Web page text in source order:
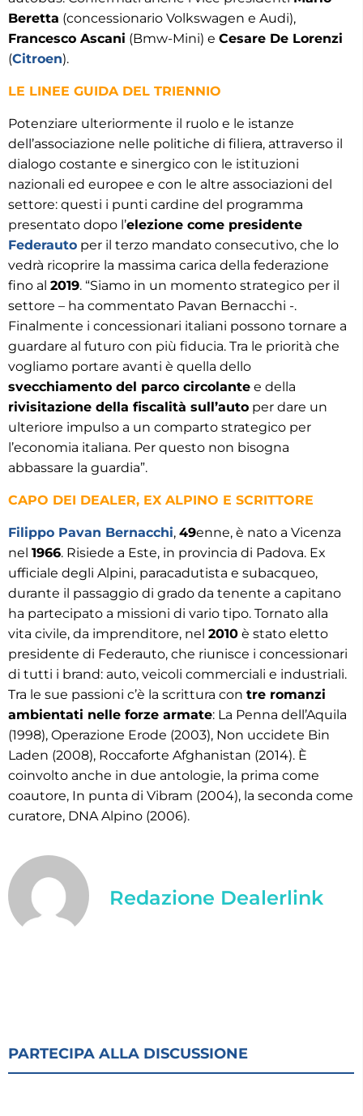
Beretta (concessionario Volkswagen e Audi),
Francesco Ascani (Bmw-Mini) e Cesare De Lorenzi
(Citroen).
LE LINEE GUIDA DEL TRIENNIO
Potenziare ulteriormente il ruolo e le istanze
dell’associazione nelle politiche di filiera, attraverso il
dialogo costante e sinergico con le istituzioni
nazionali ed europee e con le altre associazioni del
settore: questi i punti cardine del programma
presentato dopo l’elezione come presidente
Federauto per il terzo mandato consecutivo, che lo
vedrà ricoprire la massima carica della federazione
fino al 2019. “Siamo in un momento strategico per il
settore – ha commentato Pavan Bernacchi -.
Finalmente i concessionari italiani possono tornare a
guardare al futuro con più fiducia. Tra le priorità che
vogliamo portare avanti è quella dello
svecchiamento del parco circolante e della
rivisitazione della fiscalità sull’auto per dare un
ulteriore impulso a un comparto strategico per
l’economia italiana. Per questo non bisogna
abbassare la guardia”.
CAPO DEI DEALER, EX ALPINO E SCRITTORE
Filippo Pavan Bernacchi, 49enne, è nato a Vicenza
nel 1966. Risiede a Este, in provincia di Padova. Ex
ufficiale degli Alpini, paracadutista e subacqueo,
durante il passaggio di grado da tenente a capitano
ha partecipato a missioni di vario tipo. Tornato alla
vita civile, da imprenditore, nel 2010 è stato eletto
presidente di Federauto, che riunisce i concessionari
di tutti i brand: auto, veicoli commerciali e industriali.
Tra le sue passioni c’è la scrittura con tre romanzi
ambientati nelle forze armate: La Penna dell’Aquila
(1998), Operazione Erode (2003), Non uccidete Bin
Laden (2008), Roccaforte Afghanistan (2014). È
coinvolto anche in due antologie, la prima come
coautore, In punta di Vibram (2004), la seconda come
curatore, DNA Alpino (2006).
Redazione Dealerlink
PARTECIPA ALLA DISCUSSIONE